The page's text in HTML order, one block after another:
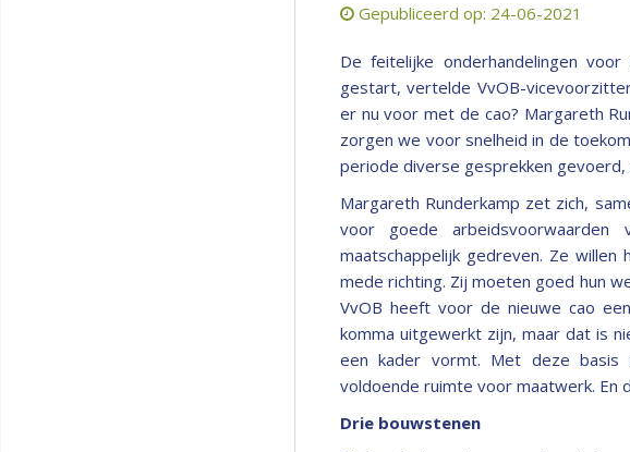
Gepubliceerd op: 24-06-2021
De feitelijke onderhandelingen
gestart, vertelde VvOB-
er nu voor met de cao? Margareth
zorgen we voor snelheid in de
periode diverse gesprekken
Margareth Runderkamp zet zich,
voor goede
maatschappelijk gedreven. Ze
mede richting. Zij moeten goed hun
VvOB heeft voor de nieuwe cao
komma uitgewerkt zijn, maar dat is
een kader vormt. Met deze basis
voldoende ruimte voor maatwerk. En
Drie bouwstenen